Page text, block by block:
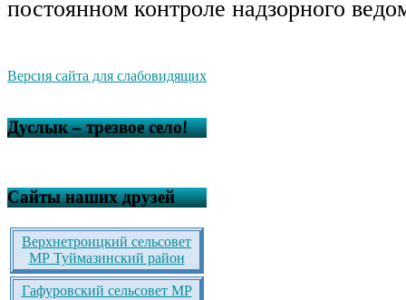
постоянном контроле надзорного
Версия сайта для слабовидящих
Дуслык – трезвое село!
Сайты наших друзей
Верхнетроицкий сельсовет
МР Туймазинский район
Гафуровский сельсовет МР